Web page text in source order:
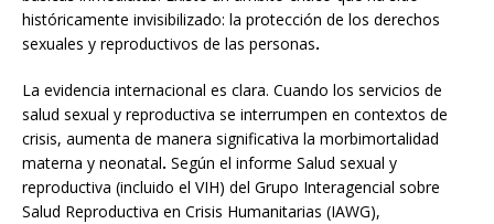
históricamente invisibilizado: la protección de los derechos
sexuales y reproductivos de las personas.
La evidencia internacional es clara. Cuando los servicios de
salud sexual y reproductiva se interrumpen en contextos de
crisis, aumenta de manera significativa la morbimortalidad
materna y neonatal. Según el informe Salud sexual y
reproductiva (incluido el VIH) del Grupo Interagencial sobre
Salud Reproductiva en Crisis Humanitarias (IAWG),